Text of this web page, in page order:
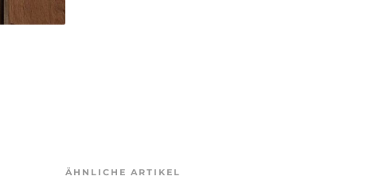
ÄHNLICHE ARTIKEL